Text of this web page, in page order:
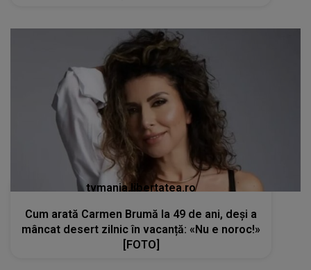
tvmania.libertatea.ro
Cum arată Carmen Brumă la 49 de ani, deși a
mâncat desert zilnic în vacanță: «Nu e noroc!»
[FOTO]